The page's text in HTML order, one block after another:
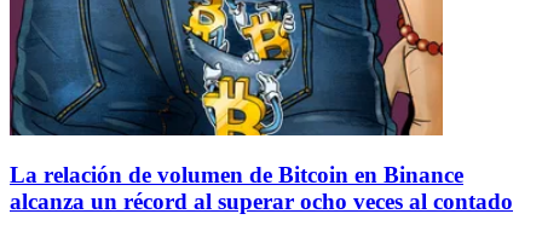
La relación de volumen de Bitcoin en Binance
alcanza un récord al superar ocho veces al contado